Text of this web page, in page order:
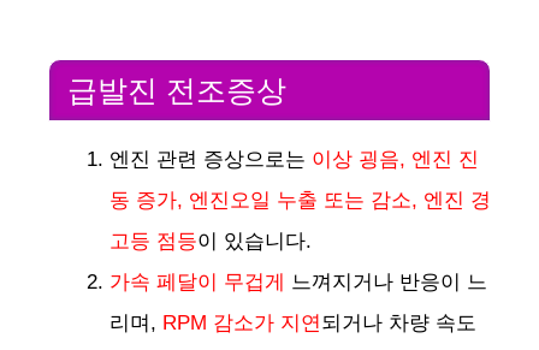
급발진 전조증상
엔진 관련 증상으로는 이상 굉음, 엔진 진
동 증가, 엔진오일 누출 또는 감소, 엔진 경
고등 점등이 있습니다.
가속 페달이 무겁게 느껴지거나 반응이 느
리며, RPM 감소가 지연 되거나 차량 속도